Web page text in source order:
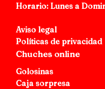
Horario: Lunes a
Aviso legal
Políticas de privacidad
Chuches online
Golosinas
Caja sorpresa